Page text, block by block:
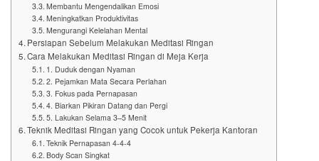
Membantu Mengendalikan Emosi
Meningkatkan Produktivitas
Mengurangi Kelelahan Mental
Persiapan Sebelum Melakukan Meditasi Ringan
Cara Melakukan Meditasi Ringan di Meja Kerja
1. Duduk dengan Nyaman
2. Pejamkan Mata Secara Perlahan
3. Fokus pada Pernapasan
4. Biarkan Pikiran Datang dan Pergi
5. Lakukan Selama 3–5 Menit
Teknik Meditasi Ringan yang Cocok untuk Pekerja Kantoran
Teknik Pernapasan 4-4-4
Body Scan Singkat